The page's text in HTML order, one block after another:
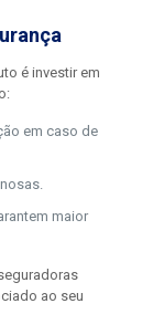
é investir em
em caso de
maior
ao seu